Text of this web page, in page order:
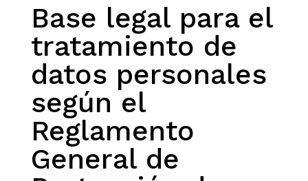
Base legal para el
tratamiento de
datos personales
según el
Reglamento
General de